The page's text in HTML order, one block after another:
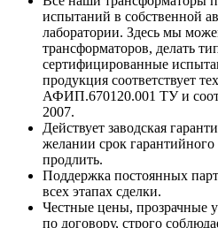
испытаний в собственной
лаборатории. Здесь мы
трансформаторов, делать
сертифицированные
продукция соответствует
АФИП.670120.001 ТУ и
2007.
Действует заводская
желании срок
продлить.
Поддержка постоянных
всех этапах сделки.
Честные цены, прозрачные
по договору, строго